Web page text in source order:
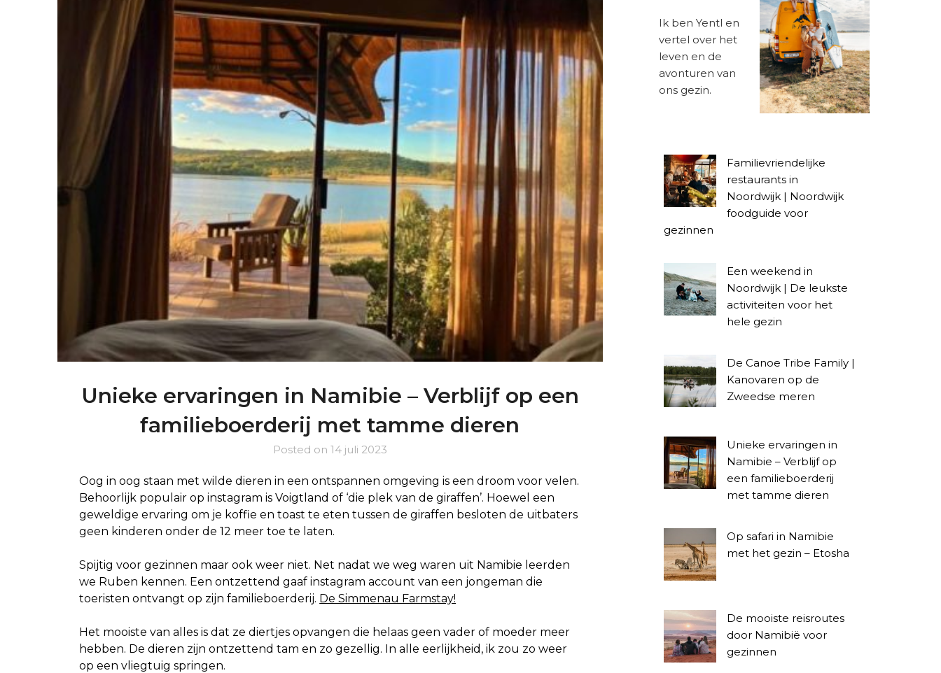
Unieke ervaringen in Namibie – Verblijf op een
familieboerderij met tamme dieren
Posted on 14 juli 2023
Oog in oog staan met wilde dieren in een ontspannen omgeving is een droom voor velen.
Behoorlijk populair op instagram is Voigtland of ‘die plek van de giraffen’. Hoewel een
geweldige ervaring om je koffie en toast te eten tussen de giraffen besloten de uitbaters
geen kinderen onder de 12 meer toe te laten.
Spijtig voor gezinnen maar ook weer niet. Net nadat we weg waren uit Namibie leerden
we Ruben kennen. Een ontzettend gaaf instagram account van een jongeman die
toeristen ontvangt op zijn familieboerderij. De Simmenau Farmstay!
Het mooiste van alles is dat ze diertjes opvangen die helaas geen vader of moeder meer
hebben. De dieren zijn ontzettend tam en zo gezellig. In alle eerlijkheid, ik zou zo weer
op een vliegtuig springen.
Ik ben Yentl en
vertel over het
leven en de
avonturen van
ons gezin.
Familievriendelijke
restaurants in
Noordwijk | Noordwijk
foodguide voor
gezinnen
Een weekend in
Noordwijk | De leukste
activiteiten voor het
hele gezin
De Canoe Tribe Family |
Kanovaren op de
Zweedse meren
Unieke ervaringen in
Namibie – Verblijf op
een familieboerderij
met tamme dieren
Op safari in Namibie
met het gezin – Etosha
De mooiste reisroutes
door Namibië voor
gezinnen